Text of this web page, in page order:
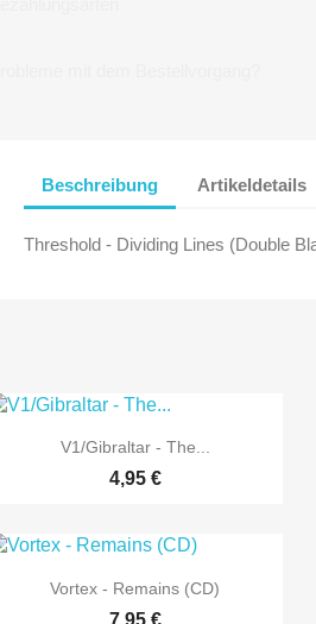
Beschreibung Artikeldetails
Threshold - Dividing Lines (Double
 Vorschau
V1/Gibraltar - The...
4,95 €
 Vorschau
Vortex - Remains (CD)
7,95 €